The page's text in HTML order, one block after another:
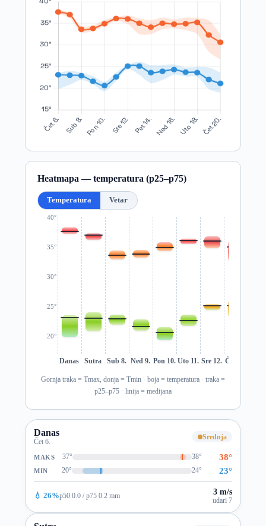
Heatmapa — temperatura (p25–p75)
Temperatura Vetar
20°
25°
30°
35°
40°
Danas Sutra Sub 8. Ned 9. Pon 10. Uto 11. Sre 12. Čet 13.
Gornja traka = Tmax, donja = Tmin · boja = temperatura · traka =
p25–p75 · linija = medijana
Danas
Čet 6.
Srednja
MAKS 37° 38° 38°
MIN 20° 24° 23°
💧 26%p50 0.0 / p75 0.2 mm 3 m/s
udari 7